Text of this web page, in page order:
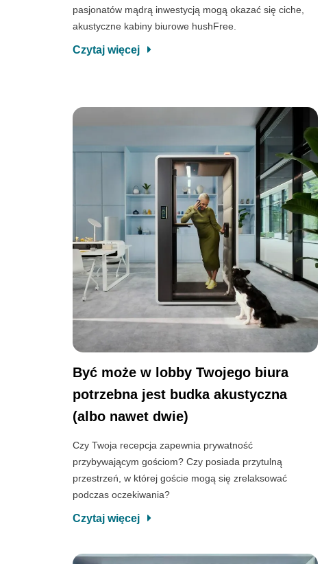
pasjonatów mądrą inwestycją mogą okazać się ciche,
akustyczne kabiny biurowe hushFree.
Czytaj więcej
Być może w lobby Twojego biura
potrzebna jest budka akustyczna
(albo nawet dwie)
Czy Twoja recepcja zapewnia prywatność
przybywającym gościom? Czy posiada przytulną
przestrzeń, w której goście mogą się zrelaksować
podczas oczekiwania?
Czytaj więcej